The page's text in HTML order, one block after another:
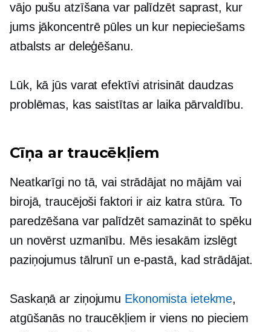
vājo pušu atzīšana var palīdzēt saprast, kur
jums jākoncentrē pūles un kur nepieciešams
atbalsts ar deleģēšanu.
Lūk, kā jūs varat efektīvi atrisināt daudzas
problēmas, kas saistītas ar laika pārvaldību.
Cīņa ar traucēkļiem
Neatkarīgi no tā, vai strādājat no mājām vai
birojā, traucējoši faktori ir aiz katra stūra. To
paredzēšana var palīdzēt samazināt to spēku
un novērst uzmanību. Mēs iesakām izslēgt
paziņojumus tālrunī un e-pastā, kad strādājat.
Saskaņā ar ziņojumu Ekonomista ietekme,
atgūšanās no traucēkļiem ir viens no pieciem